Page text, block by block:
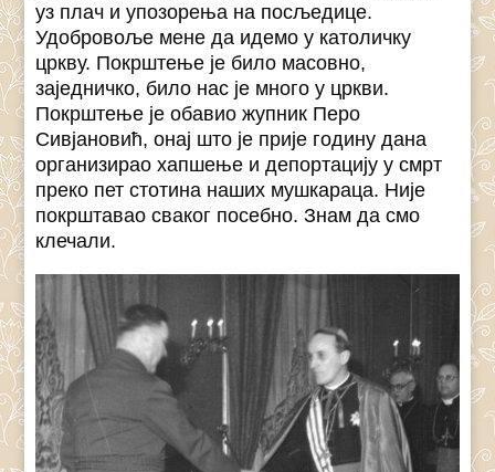
уз плач и упозорења на посљедице.
Удобровоље мене да идемо у католичку
цркву. Покрштење је било масовно,
заједничко, било нас је много у цркви.
Покрштење је обавио жупник Перо
Сивјановић, онај што је прије годину дана
организирао хапшење и депортацију у смрт
преко пет стотина наших мушкараца. Није
покрштавао сваког посебно. Знам да смо
клечали.